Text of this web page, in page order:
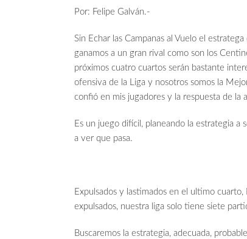
Por: Felipe Galván.-
Sin Echar las Campanas al Vuelo el
ganamos a un gran rival como son los
próximos cuatro cuartos serán bastante
ofensiva de la Liga y nosotros somos la
confió en mis jugadores y la respuesta de la
Es un juego difícil, planeando la estrategia
a ver que pasa.
Expulsados y lastimados en el ultimo
expulsados, nuestra liga solo tiene siete
Buscaremos la estrategia, adecuada,